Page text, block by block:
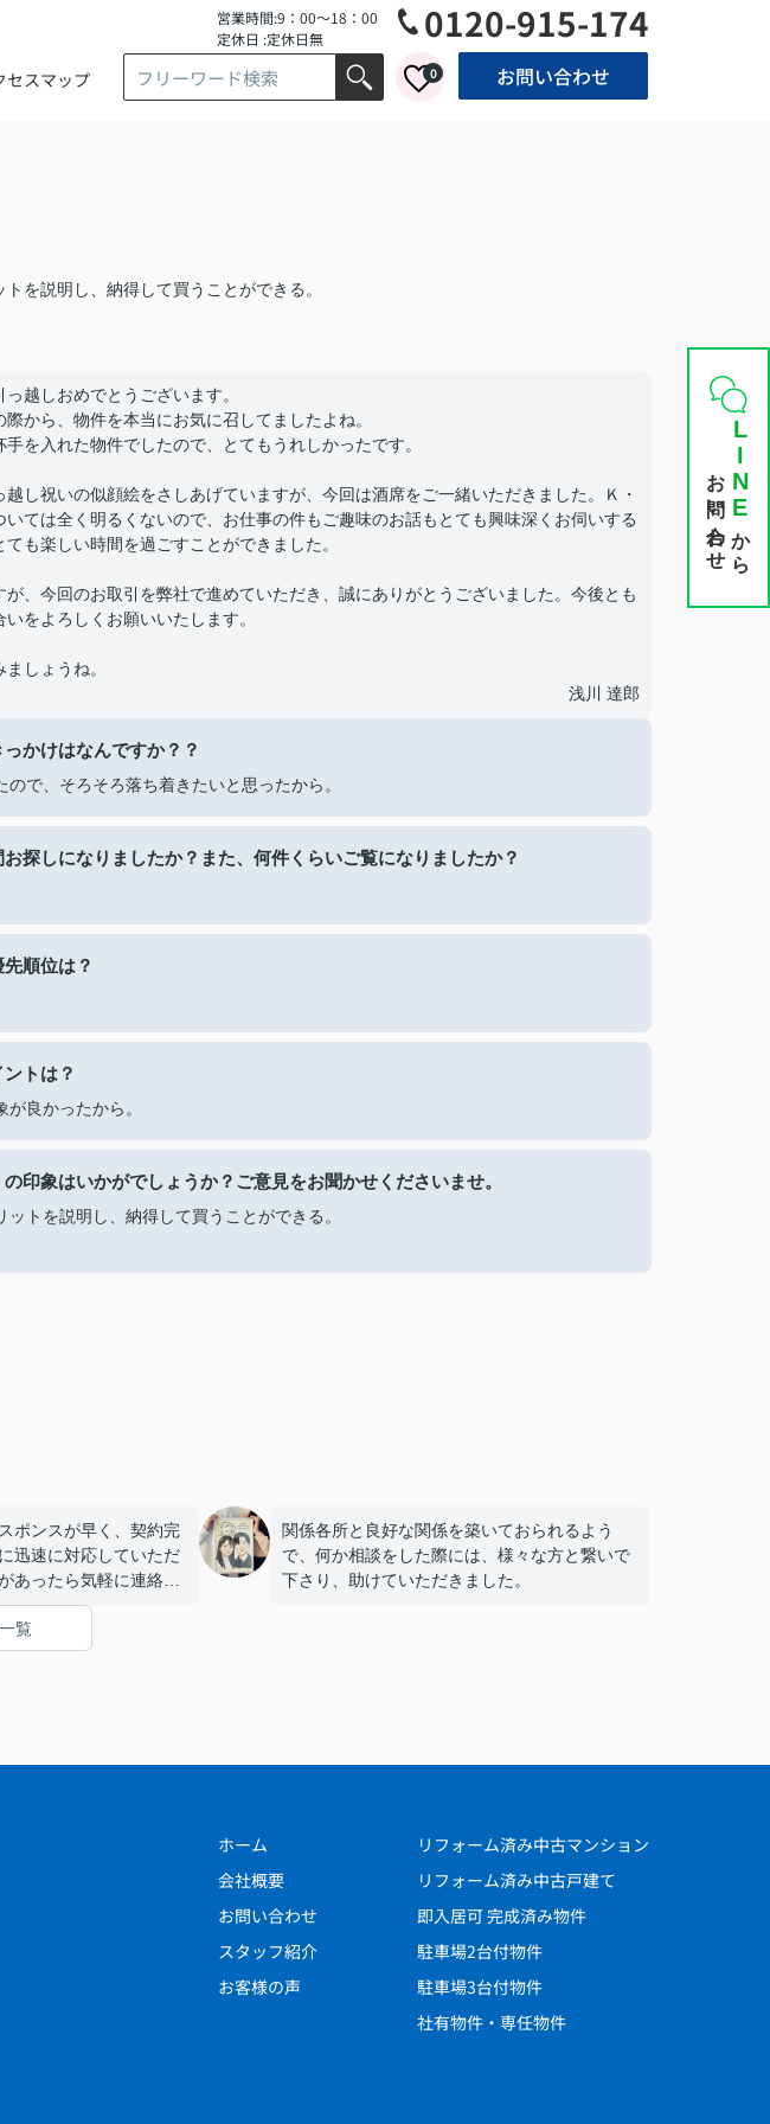
LINE
から
お問い合わせ
営業時間:9：00～18：00
定休日 :定休日無
0120-915-174
セスマップ 0 お問い合わせ
を説明し、納得して買うことができる。
っ越しおめでとうございます。
から、物件を本当にお気に召してましたよね。
手を入れた物件でしたので、とてもうれしかったです。
越し祝いの似顔絵をさしあげていますが、今回は酒席をご一緒いただきました。Ｋ・
いては全く明るくないので、お仕事の件もご趣味のお話もとても興味深くお伺いする
ても楽しい時間を過ごすことができました。
が、今回のお取引を弊社で進めていただき、誠にありがとうございました。今後とも
をよろしくお願いいたします。
しょうね。
浅川 達郎
かけはなんですか？？
ので、そろそろ落ち着きたいと思ったから。
お探しになりましたか？また、何件くらいご覧になりましたか？
順位は？
トは？
良かったから。
印象はいかがでしょうか？ご意見をお聞かせくださいませ。
ットを説明し、納得して買うことができる。
ポンスが早く、契約完
迅速に対応していただ
あったら気軽に連絡で
良いご縁でした。あり
関係各所と良好な関係を築いておられるよう
で、何か相談をした際には、様々な方と繋いで
下さり、助けていただきました。
覧
ホーム
会社概要
お問い合わせ
スタッフ紹介
お客様の声
リフォーム済み中古マンション
リフォーム済み中古戸建て
即入居可 完成済み物件
駐車場2台付物件
駐車場3台付物件
社有物件・専任物件